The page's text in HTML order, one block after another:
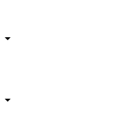
arrow_drop_down
arrow_drop_down